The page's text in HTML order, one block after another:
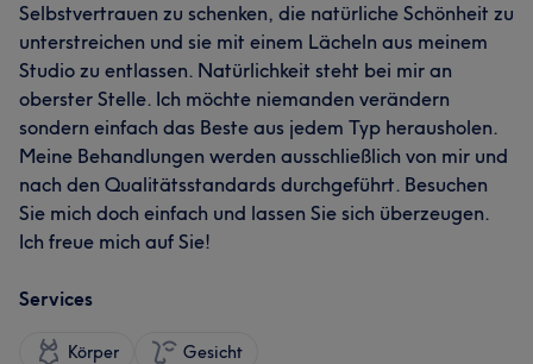
Selbstvertrauen zu schenken, die natürliche Schönheit zu
unterstreichen und sie mit einem Lächeln aus meinem
Studio zu entlassen. Natürlichkeit steht bei mir an
oberster Stelle. Ich möchte niemanden verändern
sondern einfach das Beste aus jedem Typ herausholen.
Meine Behandlungen werden ausschließlich von mir und
nach den Qualitätsstandards durchgeführt. Besuchen
Sie mich doch einfach und lassen Sie sich überzeugen.
Ich freue mich auf Sie!
Services
Körper Gesicht